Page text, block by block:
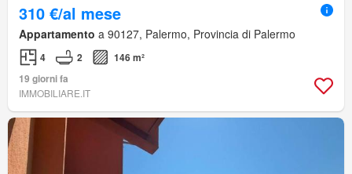
310 €/al mese
Appartamento a 90127, Palermo, Provincia di Palermo
4 2
146 m²
19 giorni fa
IMMOBILIARE.IT